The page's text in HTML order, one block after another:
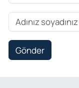
Gönder